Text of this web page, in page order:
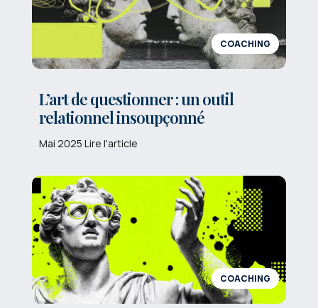
COACHING
L’art de questionner : un outil
relationnel insoupçonné
Mai 2025 Lire l'article
COACHING